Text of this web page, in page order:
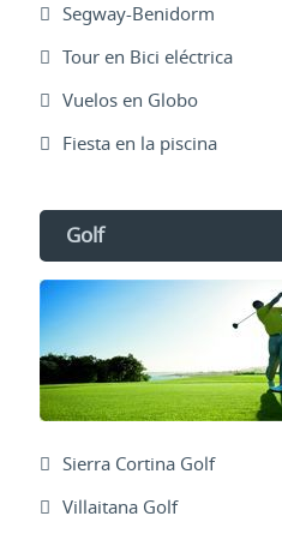
Segway-Benidorm
Tour en Bici eléctrica
Vuelos en Globo
Fiesta en la piscina
Golf
Sierra Cortina Golf
Villaitana Golf